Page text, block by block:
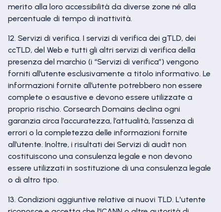
merito alla loro accessibilità da diverse zone né alla
percentuale di tempo di inattività.
12. Servizi di verifica. I servizi di verifica dei gTLD, dei
ccTLD, del Web e tutti gli altri servizi di verifica della
presenza del marchio (i “Servizi di verifica”) vengono
forniti all’utente esclusivamente a titolo informativo. Le
informazioni fornite all’utente potrebbero non essere
complete o esaustive e devono essere utilizzate a
proprio rischio. Corsearch Domains declina ogni
garanzia circa l’accuratezza, l’attualità, l’assenza di
errori o la completezza delle informazioni fornite
all’utente. Inoltre, i risultati dei Servizi di audit non
costituiscono una consulenza legale e non devono
essere utilizzati in sostituzione di una consulenza legale
o di altro tipo.
13. Condizioni aggiuntive relative ai nuovi TLD. L'utente